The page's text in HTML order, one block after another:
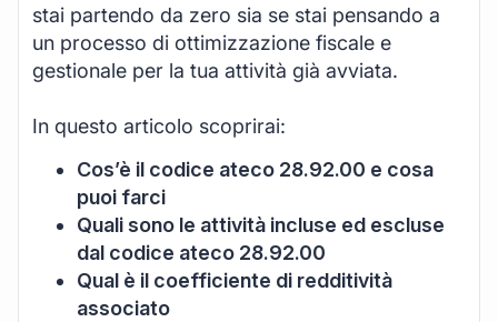
stai partendo da zero sia se stai pensando a
un processo di ottimizzazione fiscale e
gestionale per la tua attività già avviata.
In questo articolo scoprirai:
Cos’è il codice ateco 28.92.00 e cosa
puoi farci
Quali sono le attività incluse ed escluse
dal codice ateco 28.92.00
Qual è il coefficiente di redditività
associato